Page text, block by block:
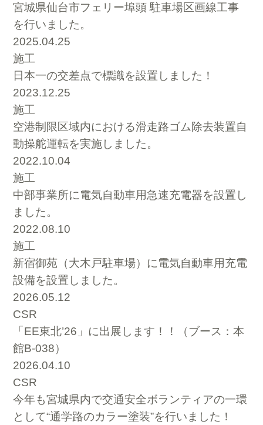
宮城県仙台市フェリー埠頭 駐車場区画線工事
を行いました。
2025.04.25
施工
日本一の交差点で標識を設置しました！
2023.12.25
施工
空港制限区域内における滑走路ゴム除去装置自
動操舵運転を実施しました。
2022.10.04
施工
中部事業所に電気自動車用急速充電器を設置し
ました。
2022.08.10
施工
新宿御苑（大木戸駐車場）に電気自動車用充電
設備を設置しました。
2026.05.12
CSR
「EE東北’26」に出展します！！（ブース：本
館B-038）
2026.04.10
CSR
今年も宮城県内で交通安全ボランティアの一環
として“通学路のカラー塗装”を行いました！